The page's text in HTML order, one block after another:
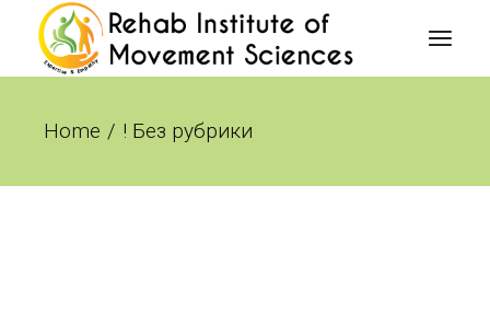
content
Home ! Без рубрики